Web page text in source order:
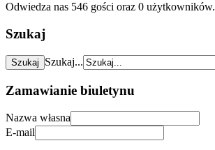
Odwiedza nas 546 gości oraz 0 użytkowników.
Szukaj
Szukaj...
Zamawianie biuletynu
Nazwa własna
E-mail